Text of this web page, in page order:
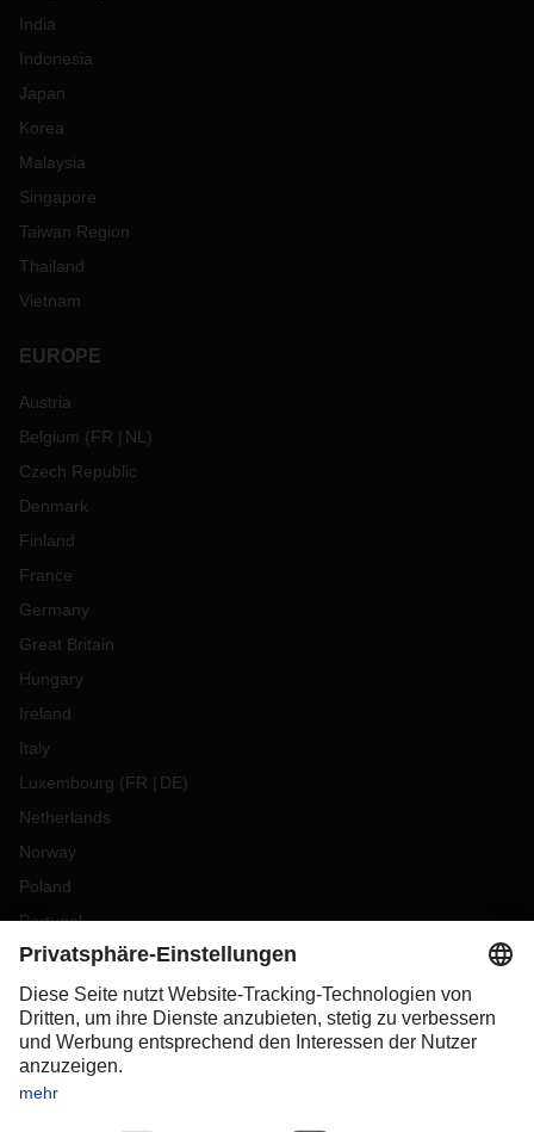
India
Indonesia
Japan
Korea
Malaysia
Singapore
Taiwan Region
Thailand
Vietnam
EUROPE
Austria
Belgium (FR NL )
Czech Republic
Denmark
Finland
France
Germany
Great Britain
Hungary
Ireland
Italy
Luxembourg (FR DE)
Netherlands
Norway
Poland
Portugal
Romania
Slovakia
Spain
Sweden
Switzerland